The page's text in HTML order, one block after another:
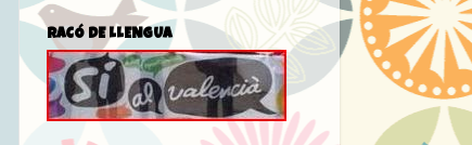
RACÓ DE LLENGUA